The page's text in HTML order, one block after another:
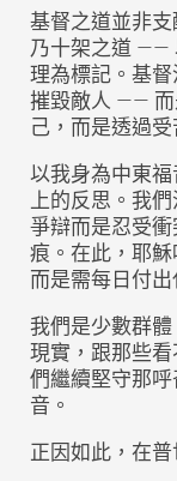
基督之道並非
乃十架之道 ——
理為標記。基
摧毀敵人 —— 而
己，而是透過
以我身為中東
上的反思。我
爭辯而是忍受
痕。在此，耶
而是需每日付出
我們是少數群
現實，跟那些
們繼續堅守那
音。
正因如此，在